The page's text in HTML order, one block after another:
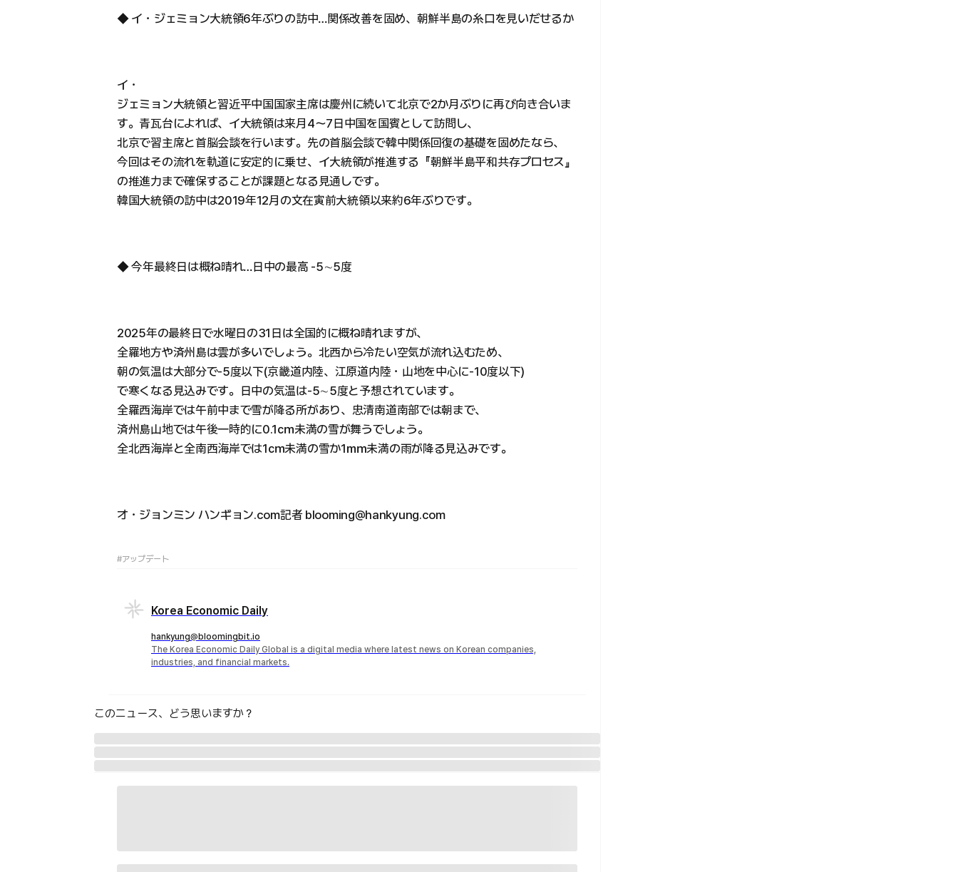
◆ イ・ジェミョン大統領6年ぶりの訪中…関係改善を固め、朝鮮半島の糸口を見いだせるか
イ・
ジェミョン大統領と習近平中国国家主席は慶州に続いて北京で2か月ぶりに再び向き合いま
す。青瓦台によれば、イ大統領は来月4～7日中国を国賓として訪問し、
北京で習主席と首脳会談を行います。先の首脳会談で韓中関係回復の基礎を固めたなら、
今回はその流れを軌道に安定的に乗せ、イ大統領が推進する『朝鮮半島平和共存プロセス』
の推進力まで確保することが課題となる見通しです。
韓国大統領の訪中は2019年12月の文在寅前大統領以来約6年ぶりです。
◆ 今年最終日は概ね晴れ…日中の最高 -5∼5度
2025年の最終日で水曜日の31日は全国的に概ね晴れますが、
全羅地方や済州島は雲が多いでしょう。北西から冷たい空気が流れ込むため、
朝の気温は大部分で-5度以下(京畿道内陸、江原道内陸・山地を中心に-10度以下)
で寒くなる見込みです。日中の気温は-5∼5度と予想されています。
全羅西海岸では午前中まで雪が降る所があり、忠清南道南部では朝まで、
済州島山地では午後一時的に0.1㎝未満の雪が舞うでしょう。
全北西海岸と全南西海岸では1㎝未満の雪か1㎜未満の雨が降る見込みです。
オ・ジョンミン ハンギョン.com記者 blooming@hankyung.com
#アップデート
Korea Economic Daily
hankyung@bloomingbit.io
The Korea Economic Daily Global is a digital media where latest news on Korean companies,
industries, and financial markets.
このニュース、どう思いますか？